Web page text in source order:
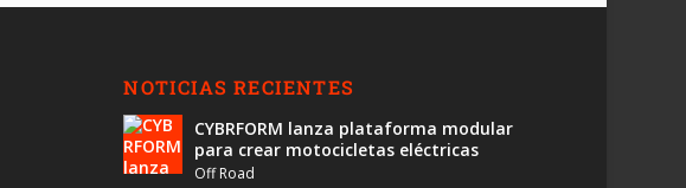
NOTICIAS RECIENTES
CYBRFORM lanza plataforma modular
para crear motocicletas eléctricas
Off Road